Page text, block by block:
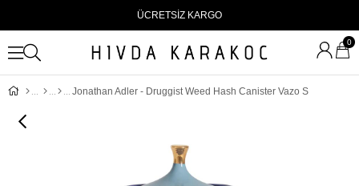
ÜCRETSİZ KARGO
0
Jonathan Adler - Druggist Weed Hash Canister Vazo S